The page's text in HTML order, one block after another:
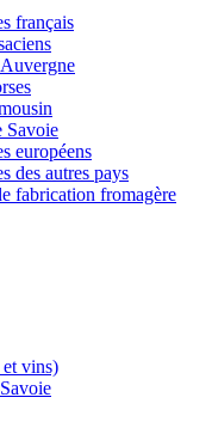
français
Savoie
européens
des autres pays
fabrication fromagère
vins)